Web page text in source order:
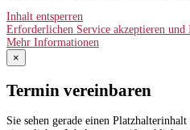
Inhalt entsperren
Erforderlichen Service akzeptieren und
Mehr Informationen
×
Termin vereinbaren
Sie sehen gerade einen Platzhalterinhalt